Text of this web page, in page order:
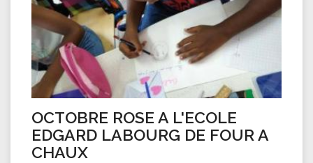
OCTOBRE ROSE A L'ECOLE
EDGARD LABOURG DE FOUR A
CHAUX